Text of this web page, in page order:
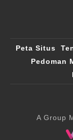
Peta Situs
Pedoman
A Group